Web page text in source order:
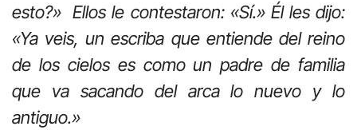
esto?» Ellos le contestaron: «Sí.» Él les dijo:
«Ya veis, un escriba que entiende del reino
de los cielos es como un padre de familia
que va sacando del arca lo nuevo y lo
antiguo.»